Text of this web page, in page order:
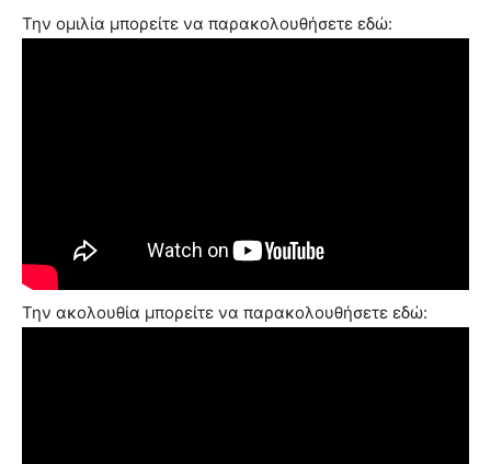
Την ομιλία μπορείτε να παρακολουθήσετε εδώ:
Την ακολουθία μπορείτε να παρακολουθήσετε εδώ: